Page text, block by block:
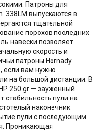
Патроны для
.338LM выпускаются в
тщательной
порохов последних
навески позволяет
скорость и
патроны Hornady
если вам нужно
на большой дистанции. В
250 gr — зауженный
стабильность пули на
наконечник
пули с последующим
Проникающая